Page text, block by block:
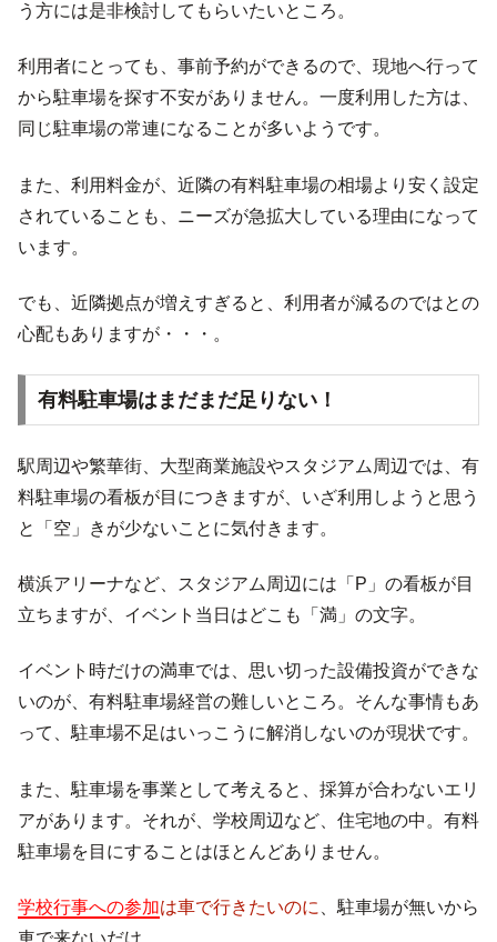
う方には是非検討してもらいたいところ。
利用者にとっても、事前予約ができるので、現地へ行って
から駐車場を探す不安がありません。一度利用した方は、
同じ駐車場の常連になることが多いようです。
また、利用料金が、近隣の有料駐車場の相場より安く設定
されていることも、ニーズが急拡大している理由になって
います。
でも、近隣拠点が増えすぎると、利用者が減るのではとの
心配もありますが・・・。
有料駐車場はまだまだ足りない！
駅周辺や繁華街、大型商業施設やスタジアム周辺では、有
料駐車場の看板が目につきますが、いざ利用しようと思う
と「空」きが少ないことに気付きます。
横浜アリーナなど、スタジアム周辺には「P」の看板が目
立ちますが、イベント当日はどこも「満」の文字。
イベント時だけの満車では、思い切った設備投資ができな
いのが、有料駐車場経営の難しいところ。そんな事情もあ
って、駐車場不足はいっこうに解消しないのが現状です。
また、駐車場を事業として考えると、採算が合わないエリ
アがあります。それが、学校周辺など、住宅地の中。有料
駐車場を目にすることはほとんどありません。
学校行事への参加は車で行きたいのに
、駐車場が無いから